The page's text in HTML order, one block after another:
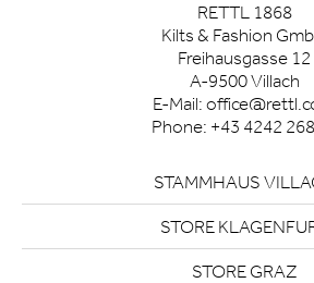
RETTL 1868
Kilts & Fashion
Freihausgasse 12
A-9500 Villach
E-Mail:
Phone: +43 4242
STAMMHAUS
STORE
STORE GRAZ